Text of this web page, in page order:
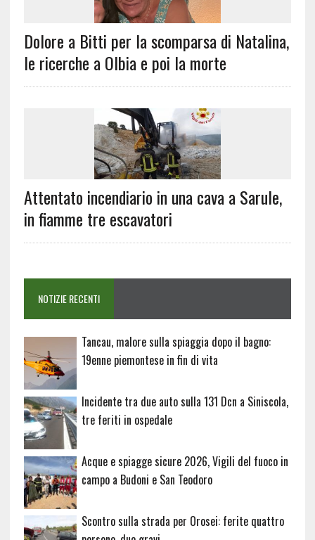
Dolore a Bitti per la scomparsa di Natalina,
le ricerche a Olbia e poi la morte
Attentato incendiario in una cava a Sarule,
in fiamme tre escavatori
NOTIZIE RECENTI
Tancau, malore sulla spiaggia dopo il bagno:
19enne piemontese in fin di vita
Incidente tra due auto sulla 131 Dcn a Siniscola,
tre feriti in ospedale
Acque e spiagge sicure 2026, Vigili del fuoco in
campo a Budoni e San Teodoro
Scontro sulla strada per Orosei: ferite quattro